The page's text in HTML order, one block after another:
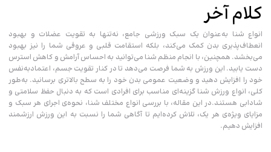
کلام آخر
انواع شنا به‌عنوان یک سبک ورزشی جامع، نه‌تنها به تقویت عضلات و بهبود
انعطاف‌پذیری بدن کمک می‌کند، بلکه استقامت قلبی و عروقی شما را نیز بهبود
می‌بخشد. همچنین، با انجام منظم شنا می‌توانید به احساس آرامش و کاهش استرس
دست یابید. این ورزش به شما فرصت می‌دهد تا در کنار تقویت جسم، اعتمادبه‌نفس
خود را افزایش دهید و وضعیت عمومی بدن خود را به سطح بالاتری برسانید. به‌طور
کلی، انواع ورزش شنا گزینه‌ای مناسب برای افرادی است که به دنبال حفظ سلامتی و
شادابی هستند.در این مقاله، با بررسی انواع مختلف شنا، نحوه‌ی اجرای هر سبک و
مزایای ویژه‌ی هر یک، تلاش کرده‌ایم تا آگاهی شما را نسبت به این ورزش ارزشمند
افزایش دهیم.